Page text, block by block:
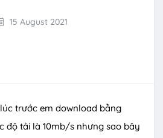
15 August 2021
trước em download bằng
độ tải là 10mb/s nhưng sao bây